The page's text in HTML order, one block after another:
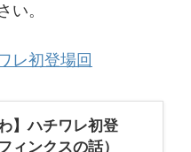
い。
レ初登場回
】ハチワレ初登
ィンクスの話）